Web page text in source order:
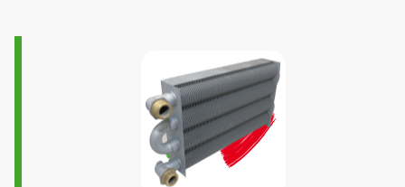
Расширительный бак
есть (10 литров)